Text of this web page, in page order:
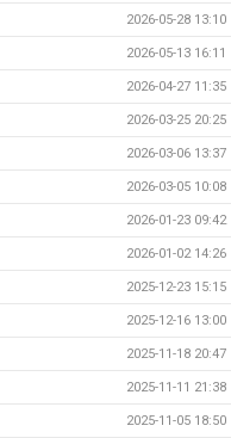
2026-05-28 13:10
2026-05-13 16:11
2026-04-27 11:35
2026-03-25 20:25
2026-03-06 13:37
2026-03-05 10:08
2026-01-23 09:42
2026-01-02 14:26
2025-12-23 15:15
2025-12-16 13:00
2025-11-18 20:47
2025-11-11 21:38
2025-11-05 18:50